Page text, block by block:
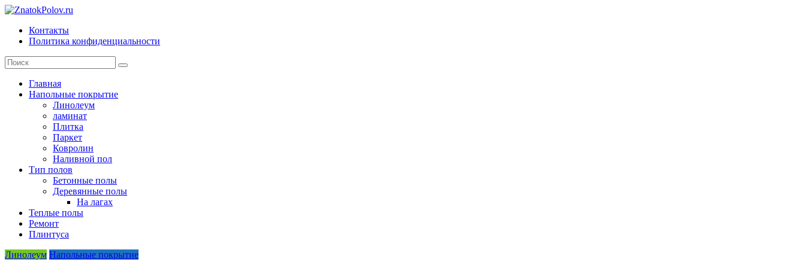
Skip
content
ZnatokPolov.ru
главный
по
Контакты
Политика конфиденциальности
Главная
Напольные покрытие
Линолеум
ламинат
Плитка
Паркет
Ковролин
Наливной пол
Тип полов
Бетонные полы
Деревянные полы
На лагах
Теплые полы
Ремонт
Плинтуса
Линолеум Напольные покрытие